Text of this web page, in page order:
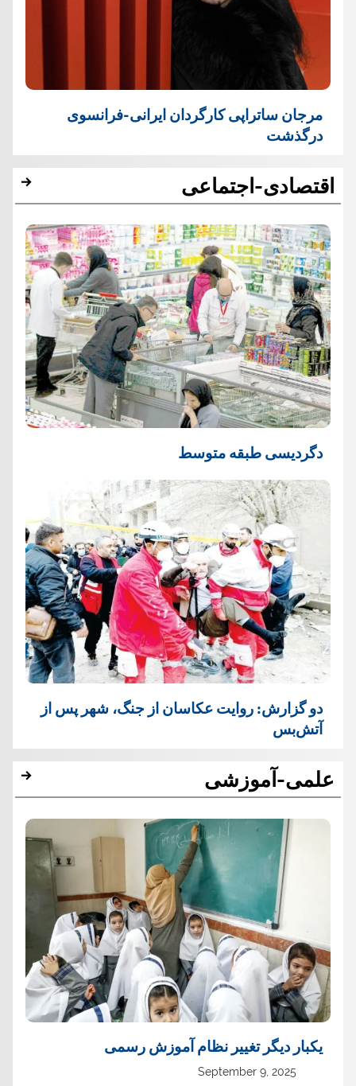
مرجان ساتراپی کارگردان ایرانی-فرانسوی
درگذشت
اقتصادی-اجتماعی
دگردیسی طبقه متوسط
دو گزارش: روایت عکاسان از جنگ، شهر پس از
آتش‌بس
علمی-آموزشی
یک‏بار دیگر تغییر نظام آموزش رسمی
September 9, 2025